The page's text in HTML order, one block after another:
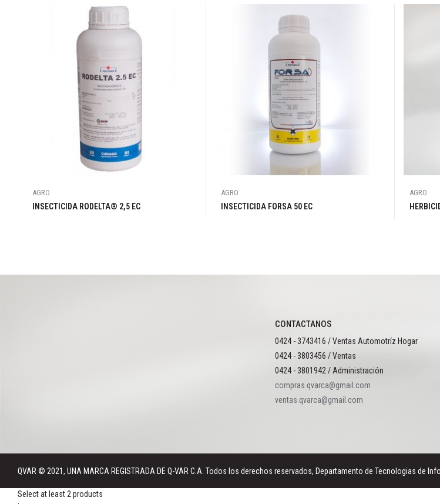
AGRO
INSECTICIDA RODELTA® 2,5 EC
AGRO
INSECTICIDA FORSA 50 EC
AGRO
CONTACTANOS
0424 - 3743416 / Ventas Automotríz Hogar
0424 - 3803456 / Ventas
0424 - 3801942 / Administración
compras.qvarca@gmail.com
ventas.qvarca@gmail.com
QVAR © 2021, UNA MARCA REGISTRADA DE Q-VAR C.A. Todos los derechos reservados, Departamento de Tecnologias de
Select at least 2 products